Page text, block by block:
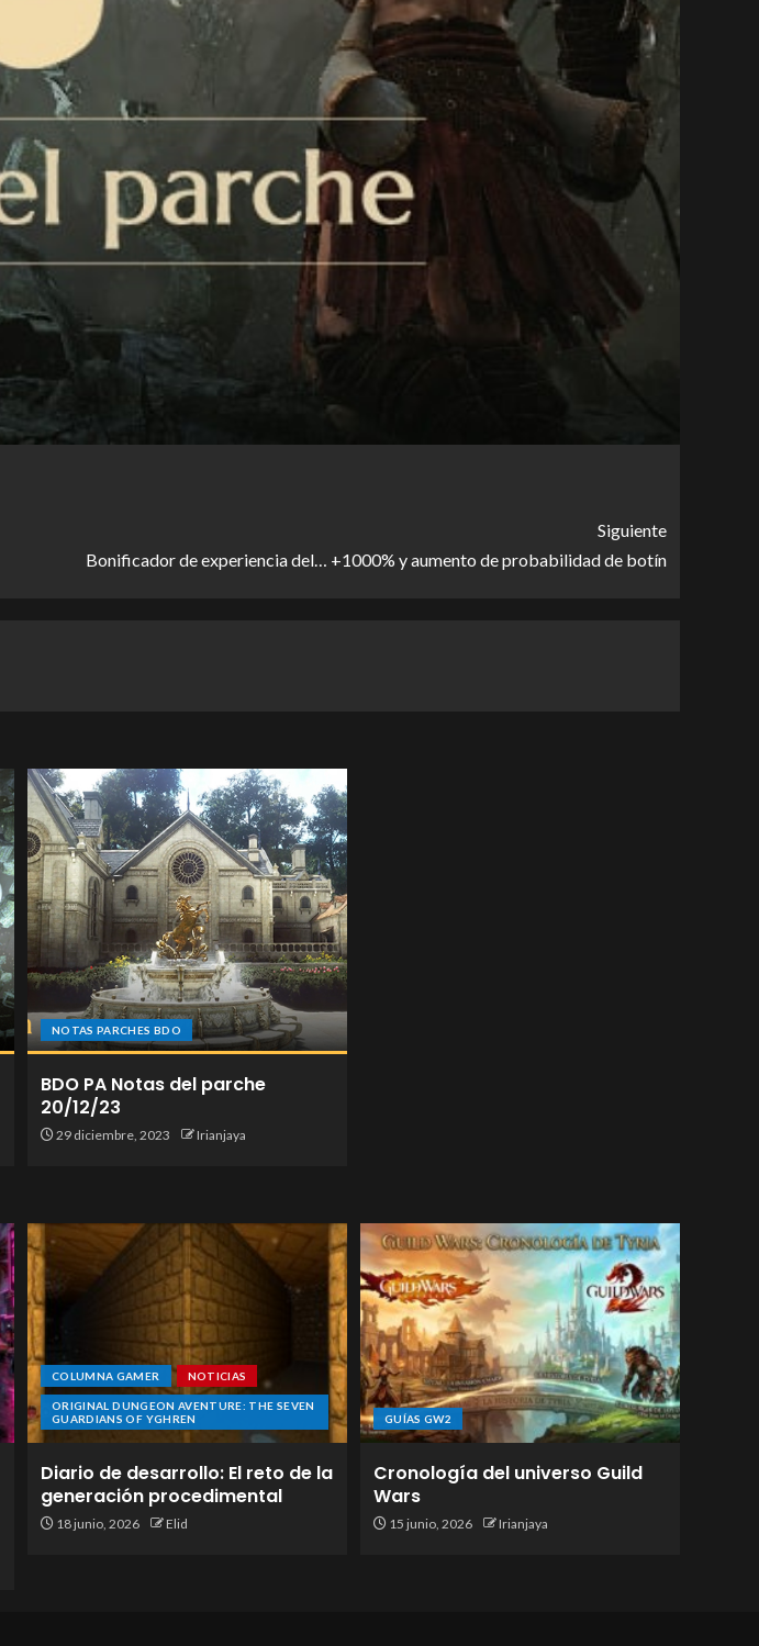
Siguiente
Bonificador de experiencia del… +1000% y aumento de probabilidad de botín
NOTAS PARCHES BDO
BDO PA Notas del parche
20/12/23
29 diciembre, 2023 Irianjaya
COLUMNA GAMER NOTICIAS
ORIGINAL DUNGEON AVENTURE: THE SEVEN
GUARDIANS OF YGHREN
Diario de desarrollo: El reto de la
generación procedimental
18 junio, 2026 Elid
GUÍAS GW2
Cronología del universo Guild
Wars
15 junio, 2026 Irianjaya